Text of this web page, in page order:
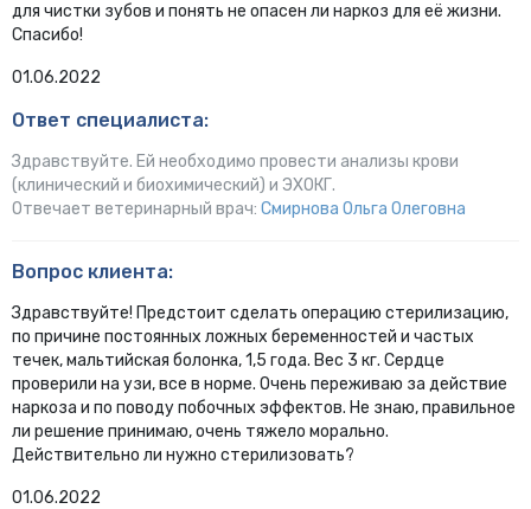
для чистки зубов и понять не опасен ли наркоз для её жизни.
Спасибо!
01.06.2022
Ответ специалиста:
Здравствуйте. Ей необходимо провести анализы крови
(клинический и биохимический) и ЭХОКГ.
Отвечает ветеринарный врач: Смирнова Ольга Олеговна
Вопрос клиента:
Здравствуйте! Предстоит сделать операцию стерилизацию,
по причине постоянных ложных беременностей и частых
течек, мальтийская болонка, 1,5 года. Вес 3 кг. Сердце
проверили на узи, все в норме. Очень переживаю за действие
наркоза и по поводу побочных эффектов. Не знаю, правильное
ли решение принимаю, очень тяжело морально.
Действительно ли нужно стерилизовать?
01.06.2022